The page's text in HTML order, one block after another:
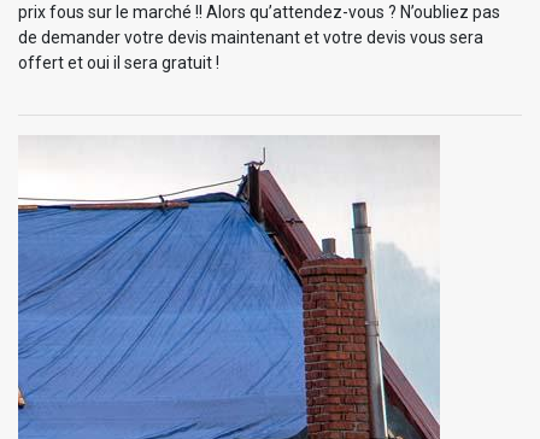
prix fous sur le marché !! Alors qu’attendez-vous ? N’oubliez pas
de demander votre devis maintenant et votre devis vous sera
offert et oui il sera gratuit !